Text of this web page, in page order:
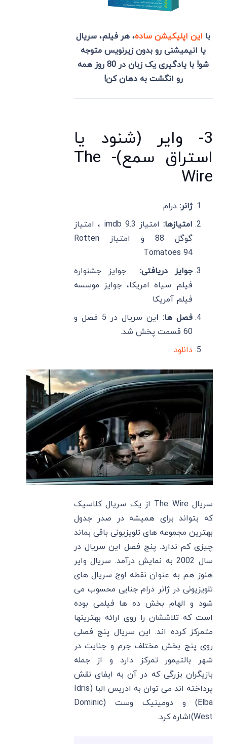
با این اپلیکیشن ساده، هر فیلم، سریال
یا انیمیشنی رو بدون زیرنویس متوجه
شو! با یادگیری یک زبان در 80 روز همه
رو انگشت به دهان کن!
3- وایر (شنود یا
استراق سمع)- The
Wire
ژانر: درام
امتیازها:
امتیاز imdb 9.3 ، امتیاز
گوگل 88 و امتیاز Rotten
Tomatoes 94
جوایز دریافتی:جوایز جشنواره
فیلم سیاه امریکا، جوایز موسسه
فیلم آمریکا
فصل ها: ا
ین سریال در 5 فصل و
60 قسمت پخش شد.
دانلود
سریال The Wire از یک سریال کلاسیک
که بتواند برای همیشه در صدر جدول
بهترین مجموعه های تلویزیونی باقی بماند
چیزی کم ندارد. پنج فصل این سریال در
سال 2002 به نمایش درآمد. سریال وایر
هنوز هم به عنوان نقطه اوج سریال های
تلویزیونی در ژانر درام جنایی محسوب می
شود و الهام بخش ده ها فیلمی بوده
است که تلاششان را روی ارائه بهترینها
متمرکز کرده اند. این سریال پنج فصلی
روی پنج بخش مختلف جرم و جنایت در
شهر بالتیمور تمرکز دارد و از جمله
بازیگران بزرگی که در آن به ایفای نقش
پرداخته اند می توان به ادریس البا (Idris
Elba) و دومینیک وست (Dominic
West)اشاره کرد.